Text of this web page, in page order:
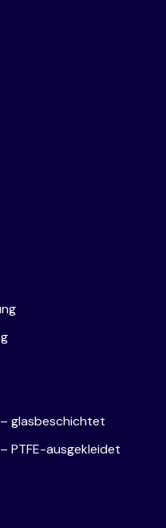
glasbeschichtet
PTFE-ausgekleidet